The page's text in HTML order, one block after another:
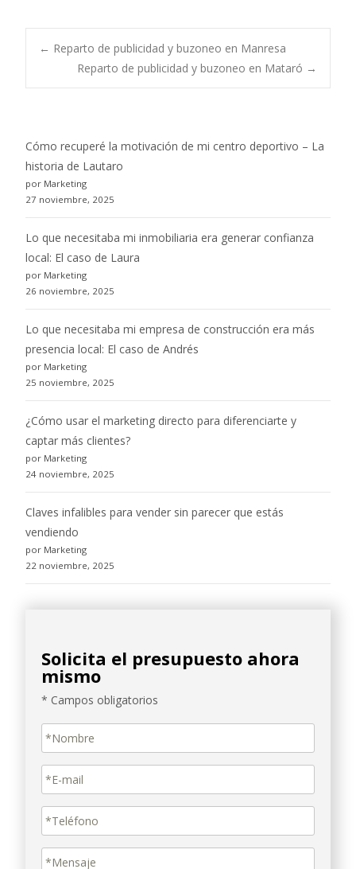
Post
← Reparto de publicidad y buzoneo en Manresa
Reparto de publicidad y buzoneo en Mataró →
Cómo recuperé la motivación de mi centro deportivo – La
historia de Lautaro
por Marketing
27 noviembre, 2025
Lo que necesitaba mi inmobiliaria era generar confianza
local: El caso de Laura
por Marketing
26 noviembre, 2025
Lo que necesitaba mi empresa de construcción era más
presencia local: El caso de Andrés
por Marketing
25 noviembre, 2025
¿Cómo usar el marketing directo para diferenciarte y
captar más clientes?
por Marketing
24 noviembre, 2025
Claves infalibles para vender sin parecer que estás
vendiendo
por Marketing
22 noviembre, 2025